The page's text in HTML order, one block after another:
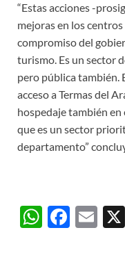
“Estas acciones -
mejoras en los
compromiso del
turismo. Es un sector
pero pública también.
acceso a Termas del
hospedaje también
que es un sector
departamento”
W F
E